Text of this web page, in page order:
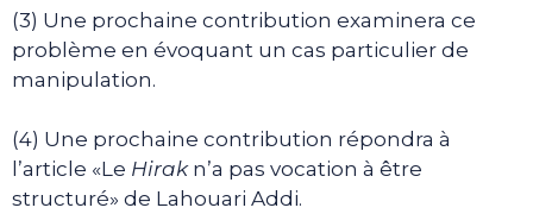
(3) Une prochaine contribution examinera ce
problème en évoquant un cas particulier de
manipulation.
(4) Une prochaine contribution répondra à
l’article «Le Hirakn’a pas vocation à être
structuré» de Lahouari Addi.